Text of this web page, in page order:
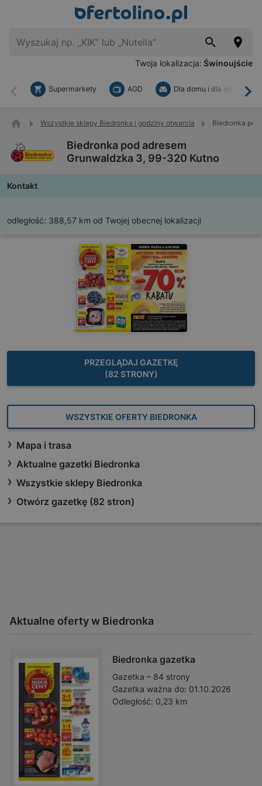
Twoja lokalizacja: Świnoujście
Wstecz
Supermarkety AGD Dla domu i dla ogrodu
Wszystkie sklepy Biedronka i godziny otwarcia Biedronka
Biedronka pod adresem
Grunwaldzka 3, 99-320 Kutno
Kontakt
odległość: 388,57 km od Twojej obecnej lokalizacji
PRZEGLĄDAJ GAZETKĘ
(82 STRONY)
WSZYSTKIE OFERTY BIEDRONKA
Mapa i trasa
Aktualne gazetki Biedronka
Wszystkie sklepy Biedronka
Otwórz gazetkę (82 stron)
Aktualne oferty w Biedronka
Biedronka gazetka
Gazetka – 84 strony
Gazetka ważna do: 01.10.2026
Odległość: 0,23 km